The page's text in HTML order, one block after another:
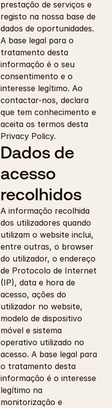
prestação de serviços e
registo na nossa base de
dados de oportunidades.
A base legal para o
tratamento desta
informação é o seu
consentimento e o
interesse legítimo. Ao
contactar-nos, declara
que tem conhecimento e
aceita os termos desta
Privacy Policy.
Dados de
acesso
recolhidos
A informação recolhida
dos utilizadores quando
utilizam o website inclui,
entre outras, o browser
do utilizador, o endereço
de Protocolo de Internet
(IP), data e hora de
acesso, ações do
utilizador no website,
modelo de dispositivo
móvel e sistema
operativo utilizado no
acesso. A base legal para
o tratamento desta
informação é o interesse
legítimo na
monitorização e